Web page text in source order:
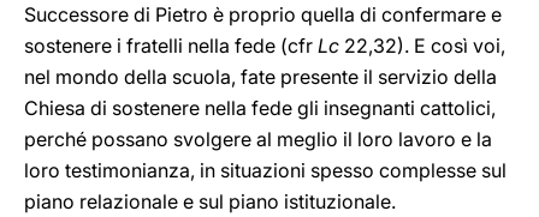
Successore di Pietro è proprio quella di confermare e
sostenere i fratelli nella fede (cfr Lc 22,32). E così voi,
nel mondo della scuola, fate presente il servizio della
Chiesa di sostenere nella fede gli insegnanti cattolici,
perché possano svolgere al meglio il loro lavoro e la
loro testimonianza, in situazioni spesso complesse sul
piano relazionale e sul piano istituzionale.